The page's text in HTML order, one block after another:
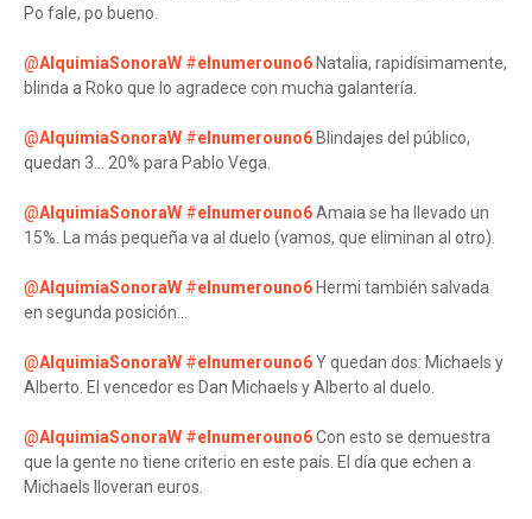
Po fale, po bueno.
@AlquimiaSonoraW #elnumerouno6 Natalia, rapidísimamente,
blinda a Roko que lo agradece con mucha galantería.
@AlquimiaSonoraW #elnumerouno6 Blindajes del público,
quedan 3... 20% para Pablo Vega.
@AlquimiaSonoraW #elnumerouno6Amaia se ha llevado un
15%. La más pequeña va al duelo (vamos, que eliminan al otro).
@AlquimiaSonoraW #elnumerouno6 Hermi también salvada
en segunda posición...
@AlquimiaSonoraW #elnumerouno6Y quedan dos: Michaels y
Alberto. El vencedor es Dan Michaels y Alberto al duelo.
@AlquimiaSonoraW #elnumerouno6Con esto se demuestra
que la gente no tiene criterio en este país. El día que echen a
Michaels lloveran euros.